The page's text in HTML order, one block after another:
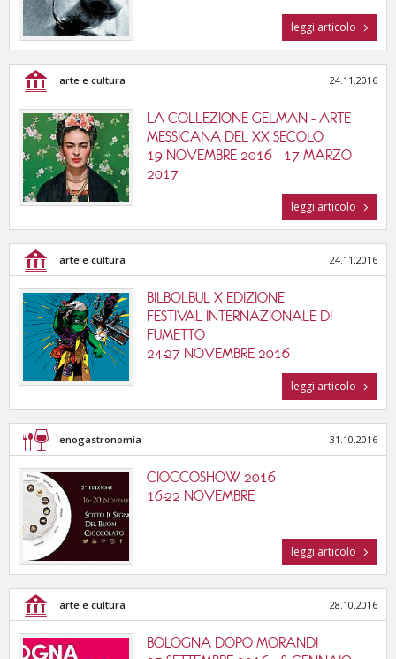
leggi articolo
arte e cultura 24.11.2016
LA COLLEZIONE GELMAN - ARTE
MESSICANA DEL XX SECOLO
19 NOVEMBRE 2016 - 17 MARZO
2017
leggi articolo
arte e cultura 24.11.2016
BILBOLBUL X EDIZIONE
FESTIVAL INTERNAZIONALE DI
FUMETTO
24-27 NOVEMBRE 2016
leggi articolo
enogastronomia 31.10.2016
CIOCCOSHOW 2016
16-22 NOVEMBRE
leggi articolo
arte e cultura 28.10.2016
BOLOGNA DOPO MORANDI